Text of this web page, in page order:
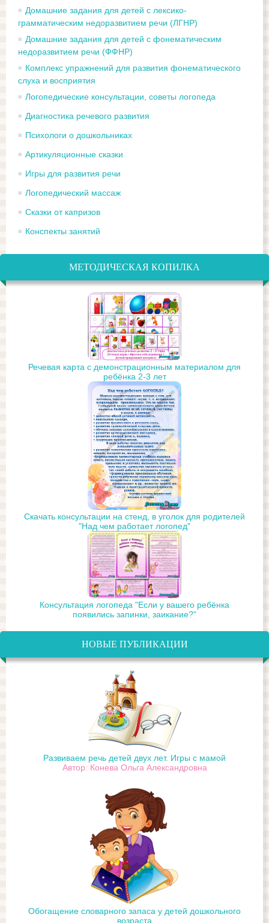
Домашние задания для детей с лексико-
грамматическим недоразвитием речи (ЛГНР)
Домашние задания для детей с фонематическим
недоразвитием речи (ФФНР)
Комплекс упражнений для развития фонематического
слуха и восприятия
Логопедические консультации, советы логопеда
Диагностика речевого развития
Психологи о дошкольниках
Артикуляционные сказки
Игры для развития речи
Логопедический массаж
Сказки от капризов
Конспекты занятий
МЕТОДИЧЕСКАЯ КОПИЛКА
Речевая карта с демонстрационным материалом для
ребёнка 2-3 лет
Скачать консультации на стенд, в уголок для родителей
"Над чем работает логопед"
Консультация логопеда "Если у вашего ребёнка
появились запинки, заикание?"
НОВЫЕ ПУБЛИКАЦИИ
Развиваем речь детей двух лет. Игры с мамой
Автор: Конева Ольга Александровна
Обогащение словарного запаса у детей дошкольного
возраста